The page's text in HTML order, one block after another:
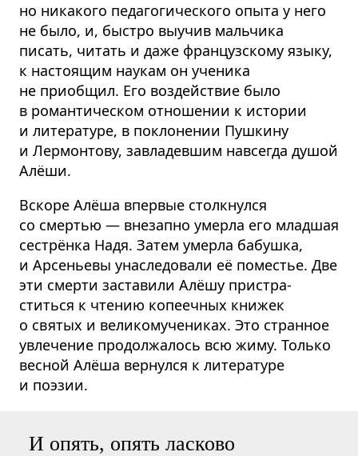
но никакого педагоги­ческого опыта у него
не было, и, быстро выучив мальчика
писать, читать и даже французскому языку,
к настоящим наукам он ученика
не приобщил. Его воздействие было
в романтическом отношении к истории
и литературе, в поклонении Пушкину
и Лермонтову, завладевшим навсегда душой
Алёши.
Вскоре Алёша впервые столкнулся
со смертью — внезапно умерла его младшая
сестрёнка Надя. Затем умерла бабушка,
и Арсеньевы унаследовали её поместье. Две
эти смерти заставили Алёшу пристра­
ститься к чтению копеечных книжек
о святых и великому­чениках. Это странное
увлечение продолжалось всю жиму. Только
весной Алёша вернулся к литературе
и поэзии.
И опять, опять ласково